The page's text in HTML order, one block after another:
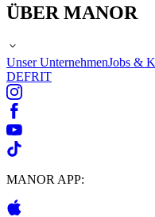
ÜBER MANOR
Unser UnternehmenJobs &
DEFRIT
MANOR APP: